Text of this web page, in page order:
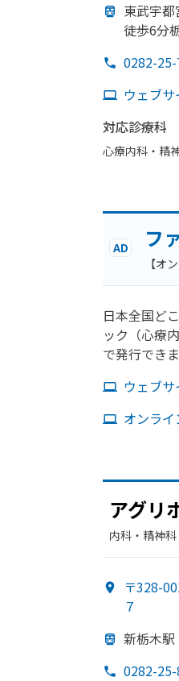
東武宇都
徒歩6分
0282-
ウェブサ
対応診療科
心療内科・​精
AD フ
【オ
日本全国ど
ック（心療
で発行できま
ウェブサ
オンラ
アグリ
内科・​精神
〒328-
７
新栃木駅
0282-